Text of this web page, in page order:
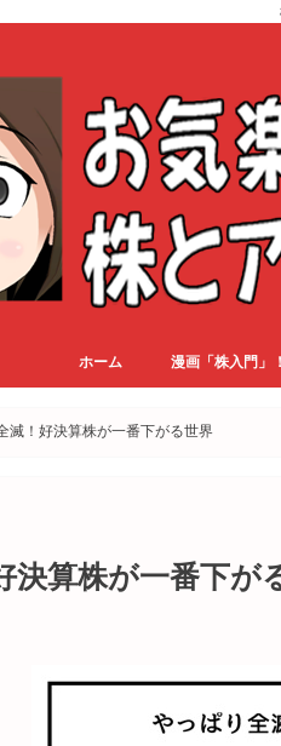
ホーム 漫画「株入門」！
滅！好決算株が一番下がる世界
決算株が一番下が